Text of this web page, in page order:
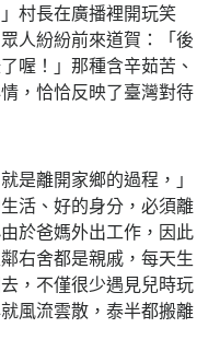
村長在廣播裡開玩笑
人紛紛前來道賀：「後
喔！」那種含辛茹苦、
，恰恰反映了臺灣對待
是離開家鄉的過程，」
活、好的身分，必須離
於爸媽外出工作，因此
右舍都是親戚，每天生
，不僅很少遇見兒時玩
風流雲散，泰半都搬離